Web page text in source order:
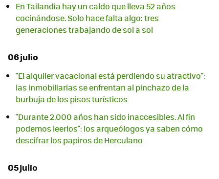
En Tailandia hay un caldo que lleva 52 años
cocinándose. Solo hace falta algo: tres
generaciones trabajando de sol a sol
06 julio
"El alquiler vacacional está perdiendo su atractivo":
las inmobiliarias se enfrentan al pinchazo de la
burbuja de los pisos turísticos
"Durante 2.000 años han sido inaccesibles. Al fin
podemos leerlos": los arqueólogos ya saben cómo
descifrar los papiros de Herculano
05 julio